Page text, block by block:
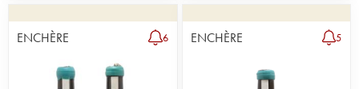
ENCHÈRE 6 ENCHÈRE 5